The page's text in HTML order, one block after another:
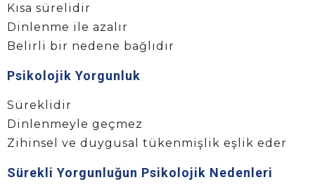
Kısa sürelidir
Dinlenme ile azalır
Belirli bir nedene bağlıdır
Psikolojik Yorgunluk
Süreklidir
Dinlenmeyle geçmez
Zihinsel ve duygusal tükenmişlik eşlik eder
Sürekli Yorgunluğun Psikolojik Nedenleri